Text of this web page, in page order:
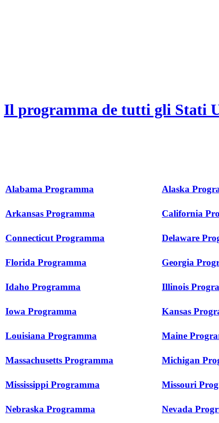
Il programma de tutti gli Stati
Alabama Programma Alaska
Arkansas Programma California
Connecticut Programma Delaware
Florida Programma Georgia
Idaho Programma Illinois
Iowa Programma Kansas
Louisiana Programma Maine
Massachusetts Programma Michigan
Mississippi Programma Missouri
Nebraska Programma Nevada